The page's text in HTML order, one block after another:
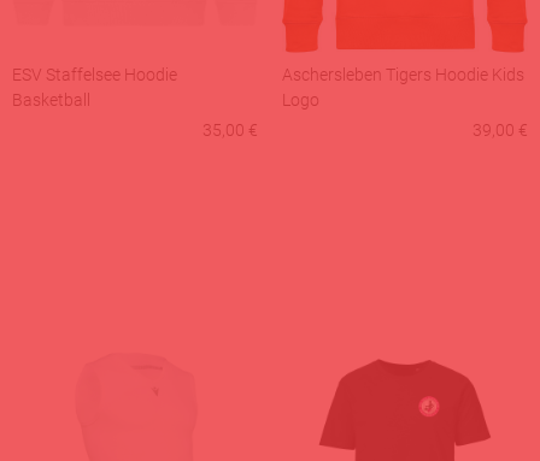
ESV Staffelsee Hoodie
Basketball
35,00 €
Aschersleben Tigers Hoodie Kids
Logo
39,00 €